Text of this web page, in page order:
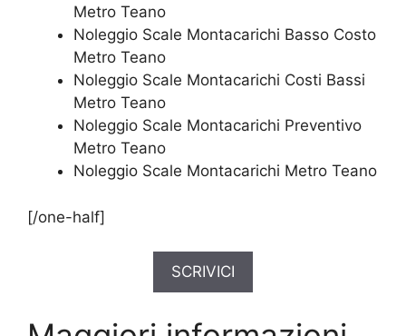
Metro Teano
Noleggio Scale Montacarichi Basso Costo
Metro Teano
Noleggio Scale Montacarichi Costi Bassi
Metro Teano
Noleggio Scale Montacarichi Preventivo
Metro Teano
Noleggio Scale Montacarichi Metro Teano
[/one-half]
SCRIVICI